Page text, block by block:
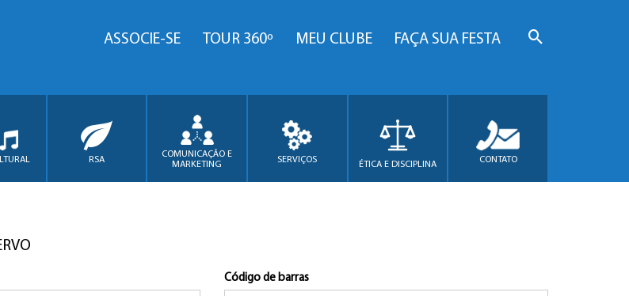
ASSOCIE-SE TOUR 360º MEU CLUBE FAÇA SUA FESTA
RSA
COMUNICAÇÃO E
MARKETING
SERVIÇOS ÉTICA E DISCIPLINA CONTATO
Código de barras